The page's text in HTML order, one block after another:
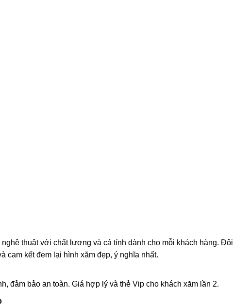
thuật với chất lượng và cá tính dành cho mỗi khách hàng.
cam kết đem lại hình xăm đẹp, ý nghĩa nhất.
đảm bảo an toàn. Giá hợp lý và thẻ Vip cho khách xăm lần 2.